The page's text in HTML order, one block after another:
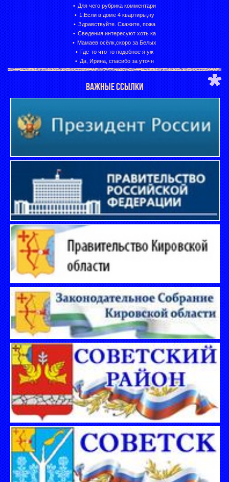
Для чего рубрика комментари
1.Если в доме 4 квартиры,ну
Здравствуйте. Скажите, пожа
Сведения интересуют хоть ка
Мамаев осёлк,скоро за Белых
Где-то что-то подобное я уж
Да, Ирина, спасибо за уточн
ВАЖНЫЕ ССЫЛКИ